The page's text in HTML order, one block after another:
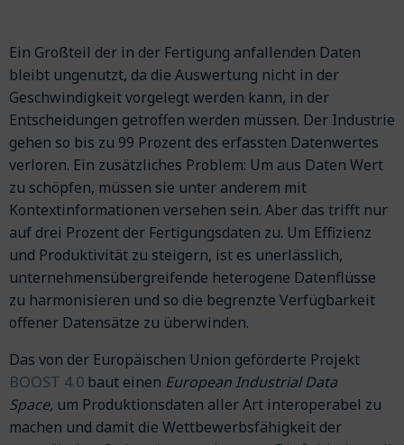
Ein Großteil der in der Fertigung anfallenden Daten
bleibt ungenutzt, da die Auswertung nicht in der
Geschwindigkeit vorgelegt werden kann, in der
Entscheidungen getroffen werden müssen. Der Industrie
gehen so bis zu 99 Prozent des erfassten Datenwertes
verloren. Ein zusätzliches Problem: Um aus Daten Wert
zu schöpfen, müssen sie unter anderem mit
Kontextinformationen versehen sein. Aber das trifft nur
auf drei Prozent der Fertigungsdaten zu. Um Effizienz
und Produktivität zu steigern, ist es unerlässlich,
unternehmensübergreifende heterogene Datenflüsse
zu harmonisieren und so die begrenzte Verfügbarkeit
offener Datensätze zu überwinden.
Das von der Europäischen Union geförderte Projekt
BOOST 4.0 baut einen European Industrial Data
Space, um Produktionsdaten aller Art interoperabel zu
machen und damit die Wettbewerbsfähigkeit der